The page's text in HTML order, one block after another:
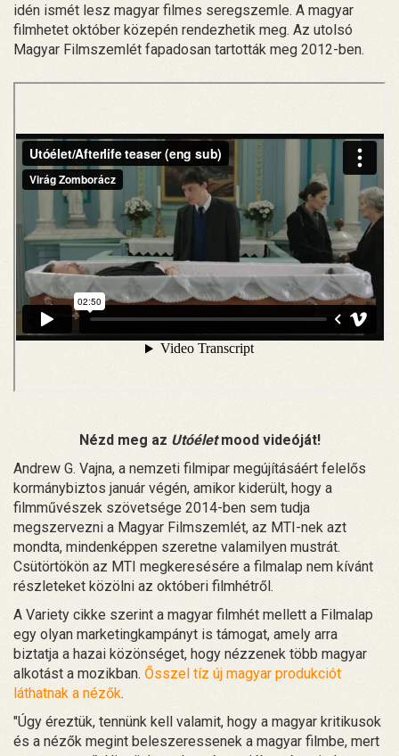
idén ismét lesz magyar filmes seregszemle. A magyar
filmhetet október közepén rendezhetik meg. Az utolsó
Magyar Filmszemlét fapadosan tartották meg 2012-ben.
Nézd meg az Utóéletmood videóját!
Andrew G. Vajna, a nemzeti filmipar megújításáért felelős
kormánybiztos január végén, amikor kiderült, hogy a
filmművészek szövetsége 2014-ben sem tudja
megszervezni a Magyar Filmszemlét, az MTI-nek azt
mondta, mindenképpen szeretne valamilyen mustrát.
Csütörtökön az MTI megkeresésére a filmalap nem kívánt
részleteket közölni az októberi filmhétről.
A Variety cikke szerint a magyar filmhét mellett a Filmalap
egy olyan marketingkampányt is támogat, amely arra
biztatja a hazai közönséget, hogy nézzenek több magyar
alkotást a mozikban. Ősszel tíz új magyar produkciót
láthatnak a nézők.
"Úgy éreztük, tennünk kell valamit, hogy a magyar kritikusok
és a nézők megint beleszeressenek a magyar filmbe, mert